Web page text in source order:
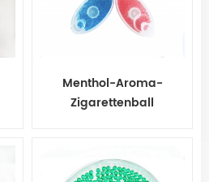
Menthol-Aroma-
Zigarettenball